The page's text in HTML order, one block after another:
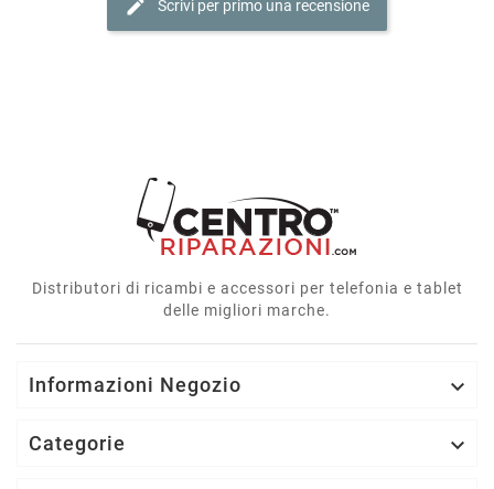
edit Scrivi per primo una recensione
Distributori di ricambi e accessori per telefonia e tablet
delle migliori marche.
Informazioni Negozio 
Categorie 